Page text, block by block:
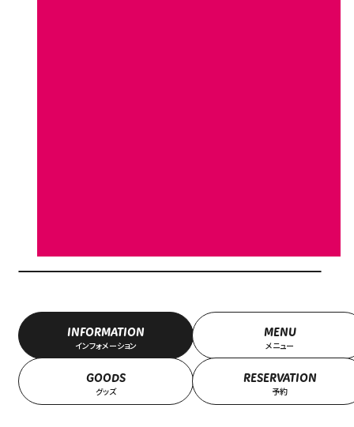
INFORMATION
インフォメーション
MENU
メニュー
GOODS
グッズ
RESERVATION
予約